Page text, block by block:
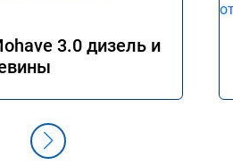
3.0 дизель и